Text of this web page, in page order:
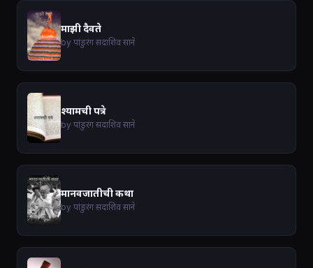
माझी दैवते
by पांडुरंग सदाशिव साने
श्यामची पत्रे
by पांडुरंग सदाशिव साने
मानवजातीची कथा
by पांडुरंग सदाशिव साने